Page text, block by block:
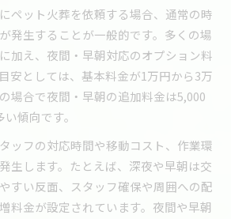
ペット火葬を依頼する場合、通常の時
発生することが一般的です。多くの場
加え、夜間・早朝対応のオプション料
安としては、基本料金が1万円から3万
場合で夜間・早朝の追加料金は5,000
傾向です。
ッフの対応時間や移動コスト、作業環
生します。たとえば、深夜や早朝は交
すい反面、スタッフ確保や周囲への配
料金が設定されています。夜間や早朝